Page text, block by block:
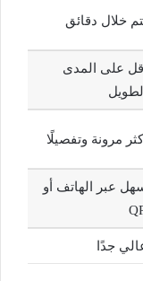
خلال دقائق
أقل على المدى
الطويل
مرونة وتفصيلًا
عبر الهاتف أو
جدًا